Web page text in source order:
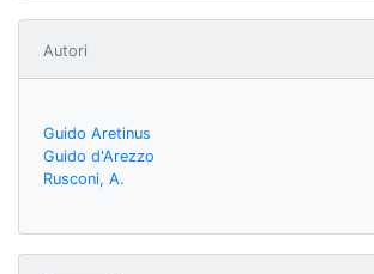
Autori
Guido Aretinus
Guido d'Arezzo
Rusconi, A.